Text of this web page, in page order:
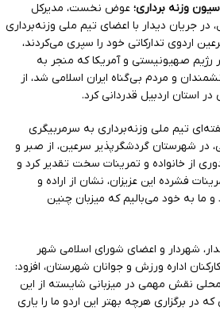
وزنه برداری؛ عوض نخست، مدیرکل
در جریان دیدار با اعضای تیم ملی وزنه‌برداری
اردوی تدارکاتی خود را سپری می‌کردند،
صهیونیستی و آمریکا که منجر به
و مردم بی‌گناه ایران اسلامی شد، از
استان اردبیل قدردانی کرد.
تیم ملی وزنه‌برداری به سرمربیگری
در شهرستان گردشگرپذیر سرعین، از صبر و
از خانواده و تمرینات سخت تقدیر کرد و
فشرده این عزیزان، نشان از اراده و
و ما به خود می‌بالیم که میزبان چنین
شهردار و اعضای شورای اسلامی شهر
اداره ورزش و جوانان شهرستان، افزود:
نقش مهمی در میزبانی شایسته از این
که در برگزاری هرچه بهتر این اردو ما را یاری